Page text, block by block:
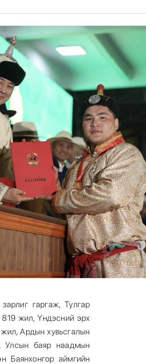
гаргаж, Тулгар
жил, Үндэсний эрх
Ардын хувьсгалын
Улсын баяр наадмын
Баянхонгор аймгийн